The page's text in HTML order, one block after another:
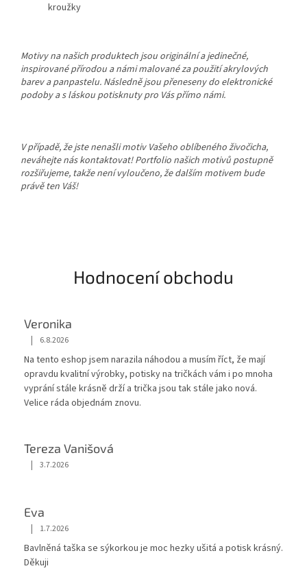
kroužky
Motivy na našich produktech jsou originální a jedinečné,
inspirované přírodou a námi malované za použití akrylových
barev a panpastelu. Následně jsou přeneseny do elektronické
podoby a s láskou potisknuty pro Vás přímo námi.
V případě, že jste nenašli motiv Vašeho oblíbeného živočicha,
neváhejte nás kontaktovat! Portfolio našich motivů postupně
rozšiřujeme, takže není vyloučeno, že dalším motivem bude
právě ten Váš!
Hodnocení obchodu
Veronika
Hodnocení obchodu je 5 z 5 hvězdiček.
| 6.8.2026
Na tento eshop jsem narazila náhodou a musím říct, že mají
opravdu kvalitní výrobky, potisky na tričkách vám i po mnoha
vyprání stále krásnĕ drží a trička jsou tak stále jako nová.
Velice ráda objednám znovu.
Tereza Vanišová
Hodnocení obchodu je 5 z 5 hvězdiček.
| 3.7.2026
Eva
Hodnocení obchodu je 5 z 5 hvězdiček.
| 1.7.2026
Bavlněná taška se sýkorkou je moc hezky ušitá a potisk krásný.
Děkuji